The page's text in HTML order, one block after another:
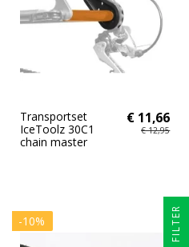
Transportset
IceToolz 30C1
chain master
€ 11,66
€ 12,95
-10% FILTER